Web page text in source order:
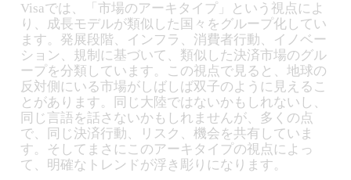
Visaでは、「市場のアーキタイプ」という視点によ
り、成長モデルが類似した国々をグループ化してい
ます。発展段階、インフラ、消費者行動、イノベー
ション、規制に基づいて、類似した決済市場のグル
ープを分類しています。この視点で見ると、地球の
反対側にいる市場がしばしば双子のように見えるこ
とがあります。同じ大陸ではないかもしれないし、
同じ言語を話さないかもしれませんが、多くの点
で、同じ決済行動、リスク、機会を共有していま
す。そしてまさにこのアーキタイプの視点によっ
て、明確なトレンドが浮き彫りになります。